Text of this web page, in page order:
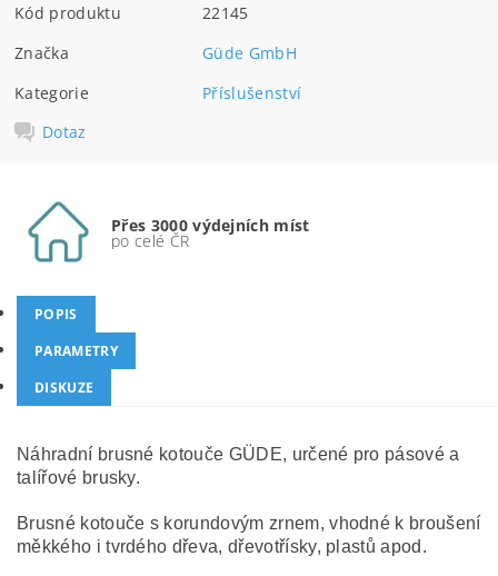
Kód produktu
22145
Značka
Güde GmbH
Kategorie
Příslušenství
Dotaz
Přes 3000 výdejních míst
po celé ČR
POPIS
PARAMETRY
DISKUZE
Náhradní brusné kotouče GÜDE, určené pro pásové a
talířové brusky.
Brusné kotouče s korundovým zrnem, vhodné k broušení
měkkého i tvrdého dřeva, dřevotřísky, plastů apod.